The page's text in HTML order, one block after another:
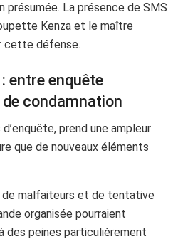
présumée. La présence de SMS
Kenza et le maître
cette défense.
entre enquête
condamnation
prend une ampleur
que de nouveaux éléments
de malfaiteurs et de tentative
organisée pourraient
des peines particulièrement